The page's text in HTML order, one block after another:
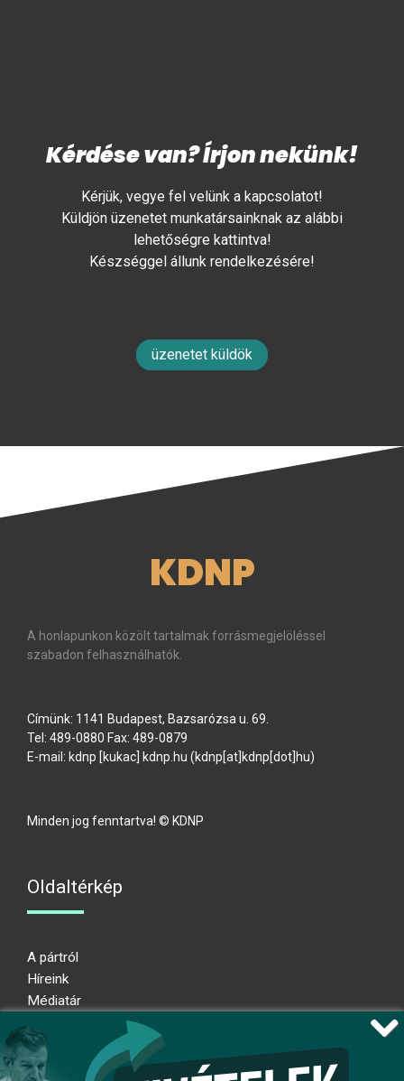
Kérdése van? Írjon nekünk!
Kérjük, vegye fel velünk a kapcsolatot!
Küldjön üzenetet munkatársainknak az alábbi
lehetőségre kattintva!
Készséggel állunk rendelkezésére!
üzenetet küldök
KDNP
A honlapunkon közölt tartalmak forrásmegjelöléssel
szabadon felhasználhatók.
Címünk: 1141 Budapest, Bazsarózsa u. 69.
Tel: 489-0880 Fax: 489-0879
E-mail: kdnp [kukac] kdnp.hu (kdnp[at]kdnp[dot]hu)
Minden jog fenntartva! © KDNP
Oldaltérkép
A pártról
Híreink
Médiatár
Adatkezelési nyilatkozat
Átláthatósági nyilatkozat